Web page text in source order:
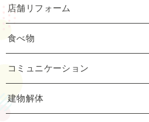
店舗リフォーム
食べ物
コミュニケーション
建物解体